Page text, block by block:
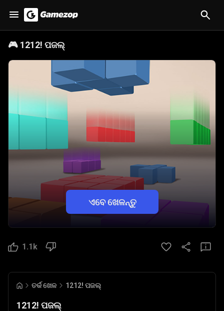
🎮 1212! ପଜଲ୍
ଏବେ ଖେଳନ୍ତୁ
1.1k
ତର୍କ ଖେଳ 1212! ପଜଲ୍
1212! ପଜଲ୍